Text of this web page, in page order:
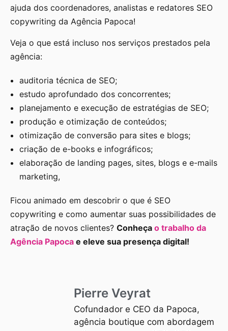
ajuda dos coordenadores, analistas e redatores SEO
copywriting da Agência Papoca!
Veja o que está incluso nos serviços prestados pela
agência:
auditoria técnica de SEO;
estudo aprofundado dos concorrentes;
planejamento e execução de estratégias de SEO;
produção e otimização de conteúdos;
otimização de conversão para sites e blogs;
criação de e-books e infográficos;
elaboração de landing pages, sites, blogs e e-mails
marketing,
Ficou animado em descobrir o que é SEO
copywriting e como aumentar suas possibilidades de
atração de novos clientes? Conheça o trabalho da
Agência Papoca e eleve sua presença digital!
Pierre Veyrat
Cofundador e CEO da Papoca,
agência boutique com abordagem